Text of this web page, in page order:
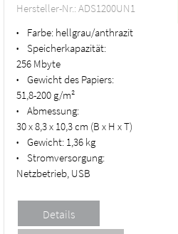
Hersteller-Nr.: ADS1200UN1
• Farbe: hellgrau/anthrazit
•
Speicherkapazität:
256 Mbyte
•
Gewicht des Papiers:
51,8-200 g/m²
•
Abmessung:
30 x 8,3 x 10,3 cm (B x H x T)
• Gewicht: 1,36 kg
•
Stromversorgung:
Netzbetrieb, USB